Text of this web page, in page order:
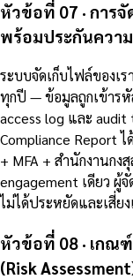
หัวข้อที่ 07 · การจั
พร้อมประกันความ
ระบบจัดเก็บไฟล์ของเ
ทุกปี — ข้อมูลถูกเข้ารหั
access log และ audit
Compliance Report
+ MFA + สำนักงานก
engagement เดียว ผู้
ไม่ได้ประหยัดและเสี่ย
หัวข้อที่ 08 · เกณ
(Risk